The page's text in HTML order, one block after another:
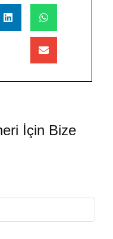
İçin Bize